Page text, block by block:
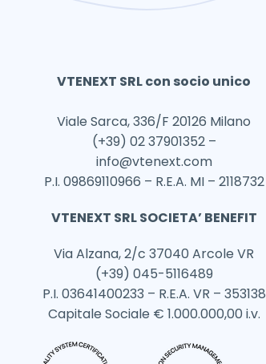
VTENEXT SRL con socio unico
Viale Sarca, 336/F 20126 Milano
(+39) 02 37901352 –
info@vtenext.com
P.I. 09869110966 – R.E.A. MI – 2118732
VTENEXT SRL SOCIETA’ BENEFIT
Via Alzana, 2/c 37040 Arcole VR
(+39) 045-5116489
P.I. 03641400233 – R.E.A. VR – 353138
Capitale Sociale € 1.000.000,00 i.v.